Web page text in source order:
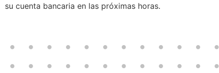
su cuenta bancaria en las próximas horas.